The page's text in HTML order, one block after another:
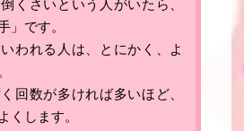
くさいという人がいたら、
」です。
いわれる人は、とにかく、よ
回数が多ければ多いほど、
くします。